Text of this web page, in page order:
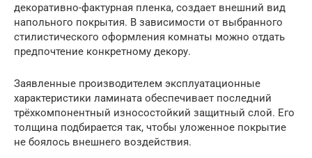
декоративно-фактурная пленка, создает внешний вид
напольного покрытия. В зависимости от выбранного
стилистического оформления комнаты можно отдать
предпочтение конкретному декору.
Заявленные производителем эксплуатационные
характеристики ламината обеспечивает последний
трёхкомпонентный износостойкий защитный слой. Его
толщина подбирается так, чтобы уложенное покрытие
не боялось внешнего воздействия.